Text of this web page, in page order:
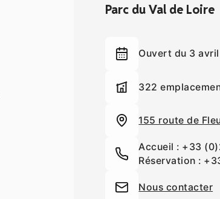
Parc du Val de Loire
Ouvert du 3
322
155 route de
Accueil : +33
Réservation :
Nous contacter